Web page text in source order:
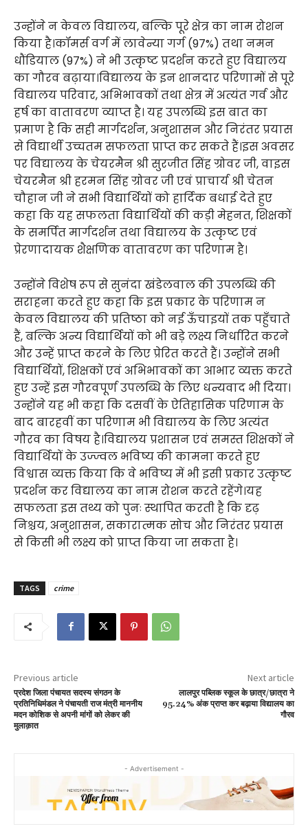
उन्होंने न केवल विद्यालय, बल्कि पूरे क्षेत्र का नाम रोशन
किया है।कॉमर्स वर्ग में लावेन्या गर्ग (97%) तथा नमन
धौंडियाल (97%) ने भी उत्कृष्ट प्रदर्शन करते हुए विद्यालय
का गौरव बढ़ाया।विद्यालय के इन शानदार परिणामों से पूरे
विद्यालय परिवार, अभिभावकों तथा क्षेत्र में अत्यंत गर्व और
हर्ष का वातावरण व्याप्त है। यह उपलब्धि इस बात का
प्रमाण है कि सही मार्गदर्शन, अनुशासन और निरंतर प्रयास
से विद्यार्थी उच्चतम सफलता प्राप्त कर सकते हैं।इस अवसर
पर विद्यालय के चेयरमैन श्री सुरजीत सिंह ग्रोवर जी, वाइस
चेयरमैन श्री हरमन सिंह ग्रोवर जी एवं प्राचार्य श्री चेतन
चौहान जी ने सभी विद्यार्थियों को हार्दिक बधाई देते हुए
कहा कि यह सफलता विद्यार्थियों की कड़ी मेहनत, शिक्षकों
के समर्पित मार्गदर्शन तथा विद्यालय के उत्कृष्ट एवं
प्रेरणादायक शैक्षणिक वातावरण का परिणाम है।
उन्होंने विशेष रूप से सुनंदा खंडेलवाल की उपलब्धि की
सराहना करते हुए कहा कि इस प्रकार के परिणाम न
केवल विद्यालय की प्रतिष्ठा को नई ऊँचाइयों तक पहुँचाते
हैं, बल्कि अन्य विद्यार्थियों को भी बड़े लक्ष्य निर्धारित करने
और उन्हें प्राप्त करने के लिए प्रेरित करते हैं। उन्होंने सभी
विद्यार्थियों, शिक्षकों एवं अभिभावकों का आभार व्यक्त करते
हुए उन्हें इस गौरवपूर्ण उपलब्धि के लिए धन्यवाद भी दिया।
उन्होंने यह भी कहा कि दसवीं के ऐतिहासिक परिणाम के
बाद बारहवीं का परिणाम भी विद्यालय के लिए अत्यंत
गौरव का विषय है।विद्यालय प्रशासन एवं समस्त शिक्षकों ने
विद्यार्थियों के उज्ज्वल भविष्य की कामना करते हुए
विश्वास व्यक्त किया कि वे भविष्य में भी इसी प्रकार उत्कृष्ट
प्रदर्शन कर विद्यालय का नाम रोशन करते रहेंगे।यह
सफलता इस तथ्य को पुनः स्थापित करती है कि दृढ़
निश्चय, अनुशासन, सकारात्मक सोच और निरंतर प्रयास
से किसी भी लक्ष्य को प्राप्त किया जा सकता है।
TAGS crime
Previous article
प्रदेश जिला पंचायत सदस्य संगठन के
प्रतिनिधिमंडल ने पंचायती राज मंत्री माननीय
मदन कोशिक से अपनी मांगों को लेकर की
मुलाक़ात
Next article
लालपुर पब्लिक स्कूल के छात्र/छात्रा ने
95.24% अंक प्राप्त कर बढ़ाया विद्यालय का
गौरव
- Advertisement -